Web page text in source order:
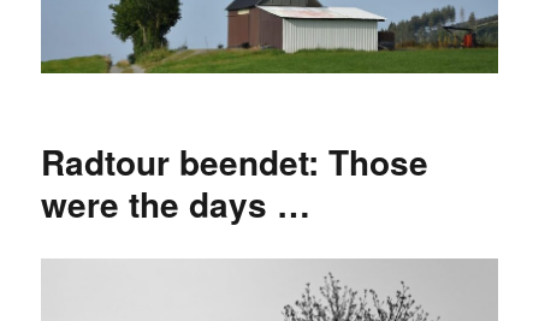
Radtour beendet: Those
were the days …